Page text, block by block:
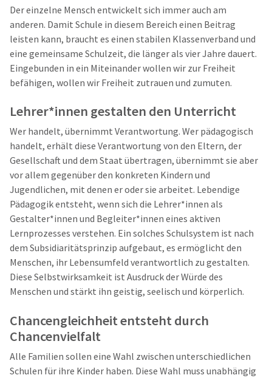
Der einzelne Mensch entwickelt sich immer auch am
anderen. Damit Schule in diesem Bereich einen Beitrag
leisten kann, braucht es einen stabilen Klassenverband und
eine gemeinsame Schulzeit, die länger als vier Jahre dauert.
Eingebunden in ein Miteinander wollen wir zur Freiheit
befähigen, wollen wir Freiheit zutrauen und zumuten.
Lehrer*innen gestalten den Unterricht
Wer handelt, übernimmt Verantwortung. Wer pädagogisch
handelt, erhält diese Verantwortung von den Eltern, der
Gesellschaft und dem Staat übertragen, übernimmt sie aber
vor allem gegenüber den konkreten Kindern und
Jugendlichen, mit denen er oder sie arbeitet. Lebendige
Pädagogik entsteht, wenn sich die Lehrer*innen als
Gestalter*innen und Begleiter*innen eines aktiven
Lernprozesses verstehen. Ein solches Schulsystem ist nach
dem Subsidiaritätsprinzip aufgebaut, es ermöglicht den
Menschen, ihr Lebensumfeld verantwortlich zu gestalten.
Diese Selbstwirksamkeit ist Ausdruck der Würde des
Menschen und stärkt ihn geistig, seelisch und körperlich.
Chancengleichheit entsteht durch
Chancenvielfalt
Alle Familien sollen eine Wahl zwischen unterschiedlichen
Schulen für ihre Kinder haben. Diese Wahl muss unabhängig